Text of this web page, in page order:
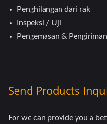
Penghilangan dari rak
Inspeksi / Uji
Pengemasan & Pengiriman